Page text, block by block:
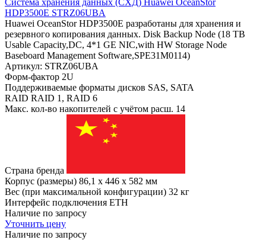
HDP3500E STRZ06UBA
Huawei OceanStor HDP3500E разработаны для хранения и
резервного копирования данных. Disk Backup Node (18 TB
Usable Capacity,DC, 4*1 GE NIC,with HW Storage Node
Baseboard Management Software,SPE31M0114)
Артикул: STRZ06UBA
Форм-фактор 2U
Поддерживаемые форматы дисков SAS, SATA
RAID RAID 1, RAID 6
Макс. кол-во накопителей с учётом расш. 14
Страна бренда
Корпус (размеры) 86,1 x 446 x 582 мм
Вес (при максимальной конфигурации) 32 кг
Интерфейс подключения ETH
Наличие по запросу
Уточнить цену
Наличие по запросу